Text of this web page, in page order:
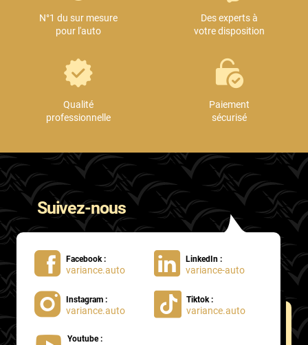
N°1 du sur mesure
pour l'auto
Des experts à
votre disposition
Qualité
professionnelle
Paiement
sécurisé
Suivez-nous
Facebook :
variance.auto
LinkedIn :
variance-auto
Instagram :
variance.auto
Tiktok :
variance.auto
Youtube :